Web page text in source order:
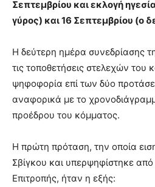
Σεπτεμβρίου και εκλογή
γύρος) και 16 Σεπτεμβρίου (ο
Η δεύτερη ημέρα συνεδρίασης
τις τοποθετήσεις στελεχών του
ψηφοφορία επί των δύο
αναφορικά με το
προέδρου του κόμματος.
Η πρώτη πρόταση, την οποία
Σβίγκου και υπερψηφίστηκε
Επιτροπής, ήταν η εξής: